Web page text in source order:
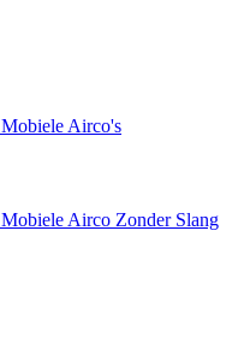
Mobiele Airco's
Mobiele Airco Zonder Slang